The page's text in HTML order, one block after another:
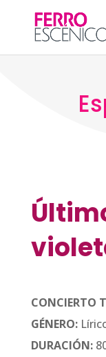
CONCIERTO
GÉNERO:
DURACIÓN: